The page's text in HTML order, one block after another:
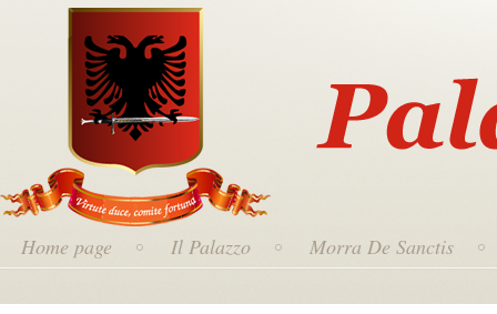
Home page Il Palazzo Morra De Sanctis